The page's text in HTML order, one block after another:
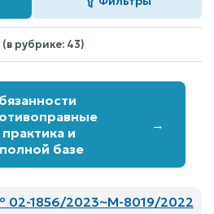
права.
рубрике: 43)
и
базе
→
1856/2023~М-8019/2022